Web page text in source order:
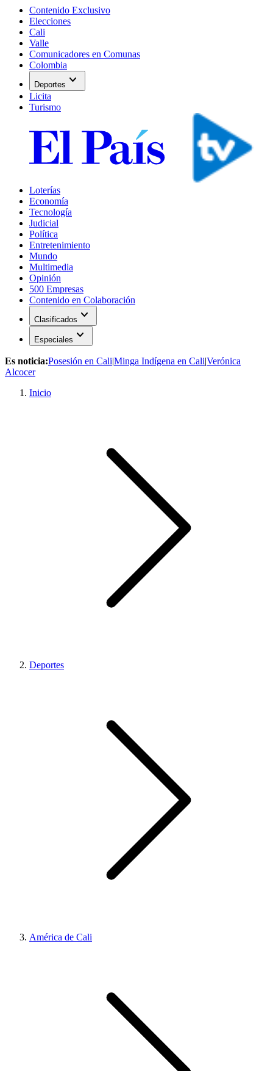
Contenido Exclusivo
Elecciones
Cali
Valle
Comunicadores en Comunas
Colombia
Deportes expand_more
Licita
Turismo
Loterías
Economía
Tecnología
Judicial
Política
Entretenimiento
Mundo
Multimedia
Opinión
500 Empresas
Contenido en Colaboración
Clasificados expand_more
Especiales expand_more
Es noticia:Posesión en Cali|Minga Indígena en Cali|Verónica
Alcocer
Inicio
Deportes
América de Cali